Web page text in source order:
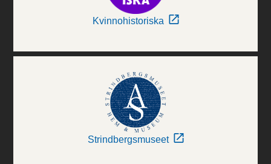
Kvinnohistoriska
Strindbergsmuseet